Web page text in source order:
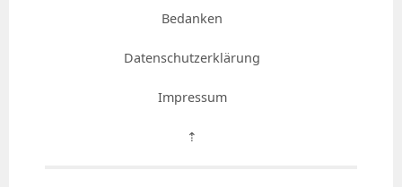
Bedanken
Datenschutzerklärung
Impressum
⇡